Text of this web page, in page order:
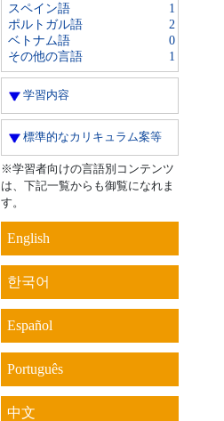
スペイン語
1
ポルトガル語
2
ベトナム語
0
その他の言語
1
学習内容
標準的なカリキュラム案等
※学習者向けの言語別コンテンツ
は、下記一覧からも御覧になれま
す。
English
한국어
Español
Português
中文